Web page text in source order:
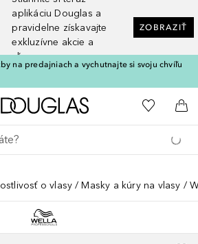
aplikáciu Douglas a
pravidelne získavajte
exkluzívne akcie a
zľavy
ZOBRAZIŤ
na predajniach a vychutnajte si svoju chvíľu
Domov Do môjho
Do
o vlasy Masky a kúry na vlasy